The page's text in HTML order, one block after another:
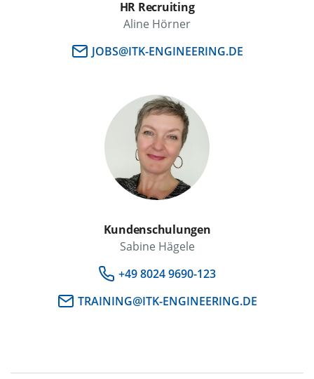
HR Recruiting
Aline Hörner
JOBS@ITK-ENGINEERING.DE
Kundenschulungen
Sabine Hägele
+49 8024 9690-123
TRAINING@ITK-ENGINEERING.DE